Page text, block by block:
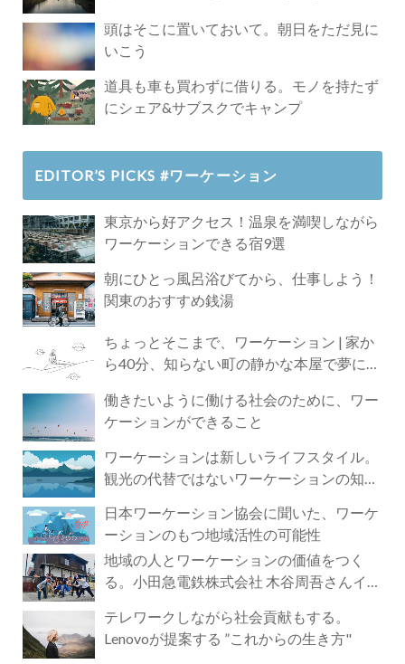
頭はそこに置いておいて。朝日をただ見に
いこう
道具も車も買わずに借りる。モノを持たず
にシェア&サブスクでキャンプ
EDITOR’S PICKS #ワーケーション
東京から好アクセス！温泉を満喫しながら
ワーケーションできる宿9選
朝にひとっ風呂浴びてから、仕事しよう！
関東のおすすめ銭湯
ちょっとそこまで、ワーケーション | 家か
ら40分、知らない町の静かな本屋で夢に近
働きたいように働ける社会のために、ワー
ケーションができること
ワーケーションは新しいライフスタイル。
観光の代替ではないワーケーションの知ら
日本ワーケーション協会に聞いた、ワーケ
ーションのもつ地域活性の可能性
地域の人とワーケーションの価値をつく
る。小田急電鉄株式会社 木谷周吾さんイン
テレワークしながら社会貢献もする。
Lenovoが提案する ”これからの生き方"